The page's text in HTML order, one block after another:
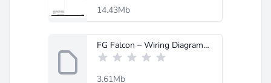
14.43Mb
FG Falcon – Wiring Diagrams.pdf
3.61Mb